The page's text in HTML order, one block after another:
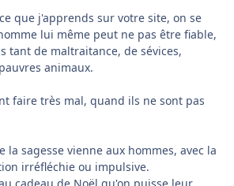
que j'apprends sur votre site, on se
lui même peut ne pas être fiable,
tant de maltraitance, de sévices,
animaux.
faire très mal, quand ils ne sont pas
la sagesse vienne aux hommes, avec la
irréfléchie ou impulsive.